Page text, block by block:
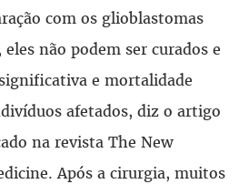
com os glioblastomas
não podem ser curados e
e mortalidade
afetados, diz o artigo
na revista The New
Após a cirurgia, muitos